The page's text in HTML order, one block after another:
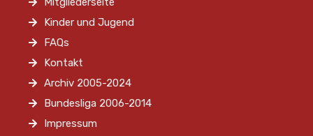
Kinder und Jugend
FAQs
Kontakt
Archiv 2005-2024
Bundesliga 2006-2014
Impressum